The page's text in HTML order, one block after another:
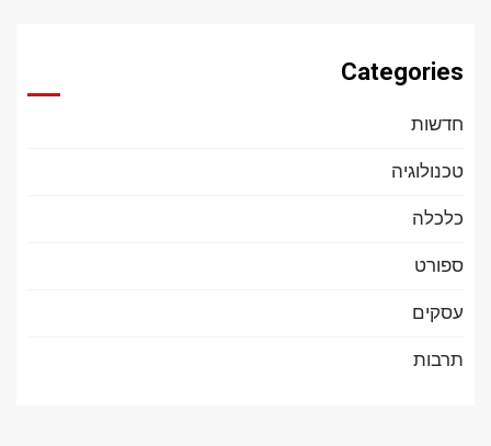
Categories
חדשות
טכנולוגיה
כלכלה
ספורט
עסקים
תרבות